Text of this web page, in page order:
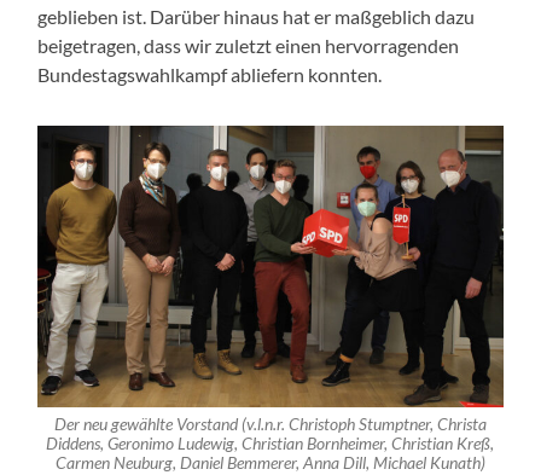
geblieben ist. Darüber hinaus hat er maßgeblich dazu
beigetragen, dass wir zuletzt einen hervorragenden
Bundestagswahlkampf abliefern konnten.
Der neu gewählte Vorstand (v.l.n.r. Christoph Stumptner, Christa
Diddens, Geronimo Ludewig, Christian Bornheimer, Christian Kreß,
Carmen Neuburg, Daniel Bemmerer, Anna Dill, Michael Kunath)